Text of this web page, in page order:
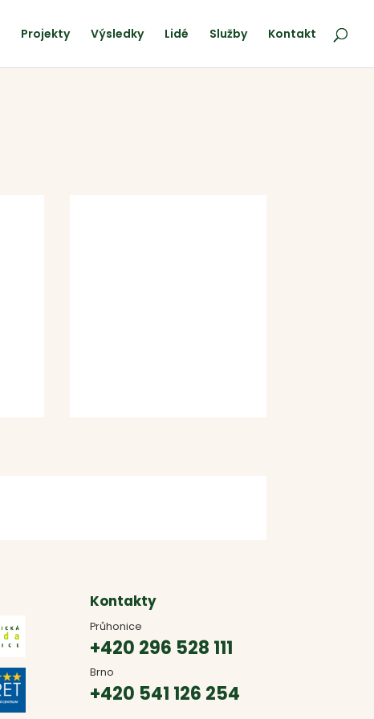
Projekty Výsledky Lidé Služby Kontakt
Kontakty
Průhonice
+420 296 528 111
Brno
+420 541 126 254